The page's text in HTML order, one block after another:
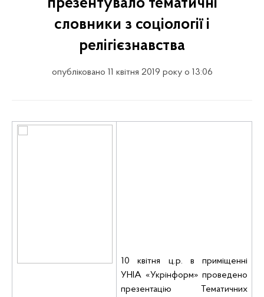
презентувало тематичні
словники з соціології і
релігієзнавства
опубліковано 11 квітня 2019 року о 13:06
10 квітня ц.р. в приміщенні
УНІА «Укрінформ» проведено
презентацію Тематичних